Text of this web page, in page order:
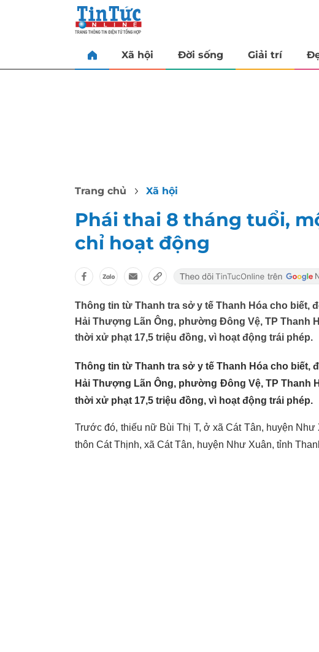
Xã hội Đời sống Giải trí
Trang chủ Xã hội
Phái thai 8 tháng tuổi,
chỉ hoạt động
Thông tin từ Thanh tra sở y tế Thanh Hóa cho biết,
Hải Thượng Lãn Ông, phường Đông Vệ, TP Thanh
thời xử phạt 17,5 triệu đồng, vì hoạt động trái phép.
Thông tin từ Thanh tra sở y tế Thanh Hóa cho
Hải Thượng Lãn Ông, phường Đông Vệ, TP Thanh
thời xử phạt 17,5 triệu đồng, vì hoạt động trái phép.
Trước đó, thiếu nữ Bùi Thị T, ở xã Cát Tân, huyện
thôn Cát Thịnh, xã Cát Tân, huyện Như Xuân, tỉnh